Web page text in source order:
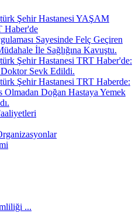
Şehir Hastanesi YAŞAM
Haber'de
Sayesinde Felç Geçiren
İle Sağlığına Kavuştu.
Şehir Hastanesi TRT Haber'de:
Sevk Edildi.
Şehir Hastanesi TRT Haberde:
Olmadan Doğan Hastaya Yemek
...